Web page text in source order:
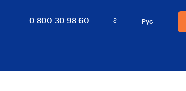
0 800 30 98 60 ₴
Валюта на сайте
Рус
Язык сайта